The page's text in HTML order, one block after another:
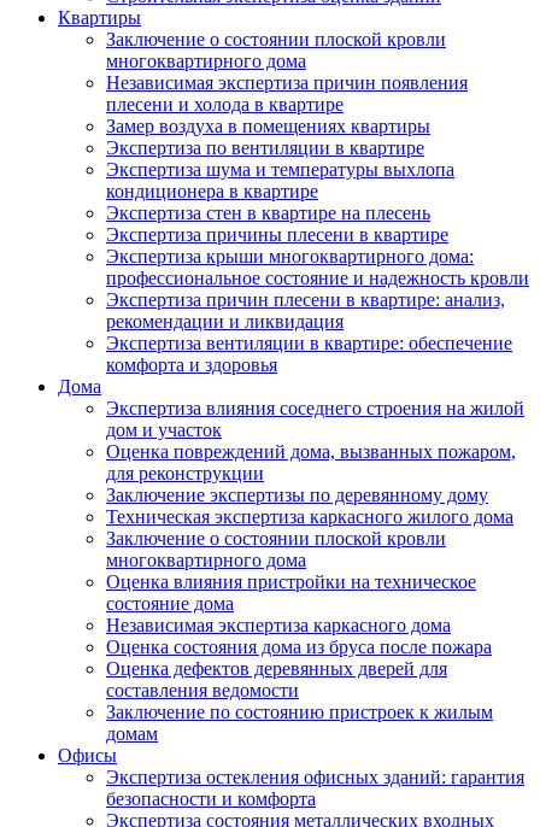
Квартиры
Заключение о состоянии плоской кровли
многоквартирного дома
Независимая экспертиза причин появления
плесени и холода в квартире
Замер воздуха в помещениях квартиры
Экспертиза по вентиляции в квартире
Экспертиза шума и температуры выхлопа
кондиционера в квартире
Экспертиза стен в квартире на плесень
Экспертиза причины плесени в квартире
Экспертиза крыши многоквартирного дома:
профессиональное состояние и надежность кровли
Экспертиза причин плесени в квартире: анализ,
рекомендации и ликвидация
Экспертиза вентиляции в квартире: обеспечение
комфорта и здоровья
Дома
Экспертиза влияния соседнего строения на жилой
дом и участок
Оценка повреждений дома, вызванных пожаром,
для реконструкции
Заключение экспертизы по деревянному дому
Техническая экспертиза каркасного жилого дома
Заключение о состоянии плоской кровли
многоквартирного дома
Оценка влияния пристройки на техническое
состояние дома
Независимая экспертиза каркасного дома
Оценка состояния дома из бруса после пожара
Оценка дефектов деревянных дверей для
составления ведомости
Заключение по состоянию пристроек к жилым
домам
Офисы
Экспертиза остекления офисных зданий: гарантия
безопасности и комфорта
Экспертиза состояния металлических входных